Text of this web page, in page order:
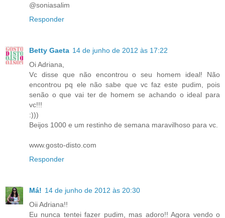
@soniasalim
Responder
Betty Gaeta 14 de junho de 2012 às 17:22
Oi Adriana,
Vc disse que não encontrou o seu homem ideal! Não
encontrou pq ele não sabe que vc faz este pudim, pois
senão o que vai ter de homem se achando o ideal para
vc!!!
:)))
Beijos 1000 e um restinho de semana maravilhoso para vc.
www.gosto-disto.com
Responder
Má! 14 de junho de 2012 às 20:30
Oii Adriana!!
Eu nunca tentei fazer pudim, mas adoro!! Agora vendo o